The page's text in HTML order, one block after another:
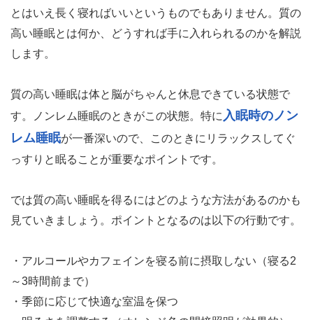
とはいえ長く寝ればいいというものでもありません。質の
高い睡眠とは何か、どうすれば手に入れられるのかを解説
します。
質の高い睡眠は体と脳がちゃんと休息できている状態で
す。ノンレム睡眠のときがこの状態。特に 入眠時のノン
レム睡眠が一番深いので、このときにリラックスしてぐ
っすりと眠ることが重要なポイントです。
では質の高い睡眠を得るにはどのような方法があるのかも
見ていきましょう。ポイントとなるのは以下の行動です。
・アルコールやカフェインを寝る前に摂取しない（寝る2
～3時間前まで）
・季節に応じて快適な室温を保つ